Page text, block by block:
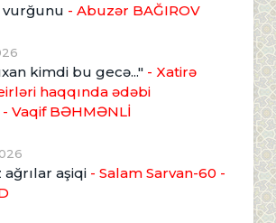
vurğunu - Abuzər BAĞIROV
kimdi bu gecə..." - Xatirə
haqqında ədəbi
Vaqif BƏHMƏNLİ
aşiqi - Salam Sarvan-60 -